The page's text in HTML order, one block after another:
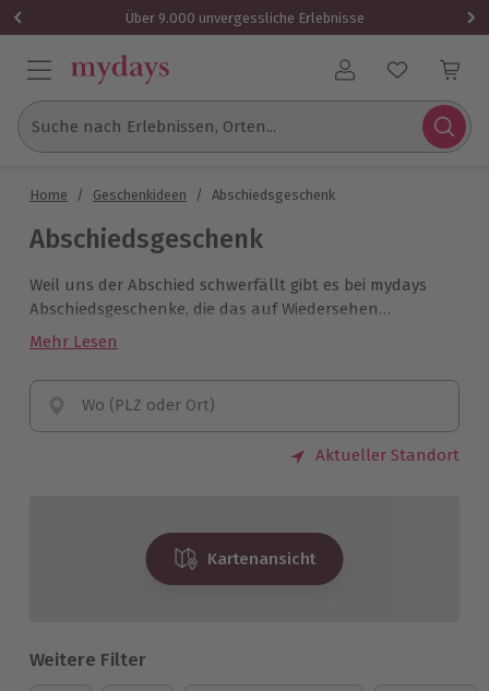
Über 9.000 unvergessliche Erlebnisse
Benutzerkonto
Suche nach Erlebnissen, Orten...
Home / Geschenkideen / Abschiedsgeschenk
Abschiedsgeschenk
Weil uns der Abschied schwerfällt gibt es bei mydays
Abschiedsgeschenke, die das auf Wiedersehen
einfacher machen. Egal, ob Du Dich von einer
besonderen Menschen verabschieden möchtest. Wir
haben die besten Ideen für besondere
Abschiedsgeschenke. Lass Dich inspirieren und
Mehr Lesen
Wo (PLZ oder Ort)
Aktueller Standort
Kartenansicht
Weitere Filter